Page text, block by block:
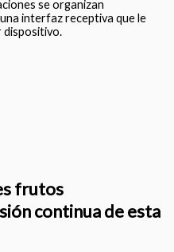
se organizan
interfaz receptiva que le
dispositivo.
frutos
continua de esta